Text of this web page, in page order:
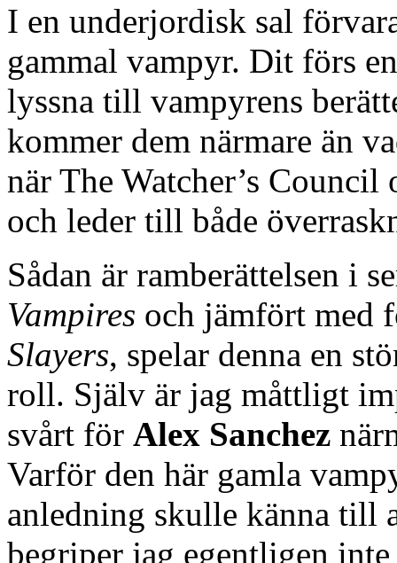
I en underjordisk sal
gammal vampyr. Dit förs
lyssna till vampyrens
kommer dem närmare än
när The Watcher’s
och leder till både
Sådan är ramberättelsen i
Vampires och jämfört med
Slayers, spelar denna en
roll. Själv är jag måttligt
svårt för Alex Sanchez
Varför den här gamla
anledning skulle känna till
begriper jag egentligen